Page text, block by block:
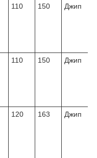
110 150 Джип
110 150 Джип
120 163 Джип